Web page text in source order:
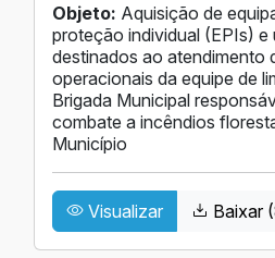
Objeto: Aquisição de
proteção individual (EPIs) e
destinados ao atendimento
operacionais da equipe de
Brigada Municipal
combate a incêndios
Município
Visualizar Baixar